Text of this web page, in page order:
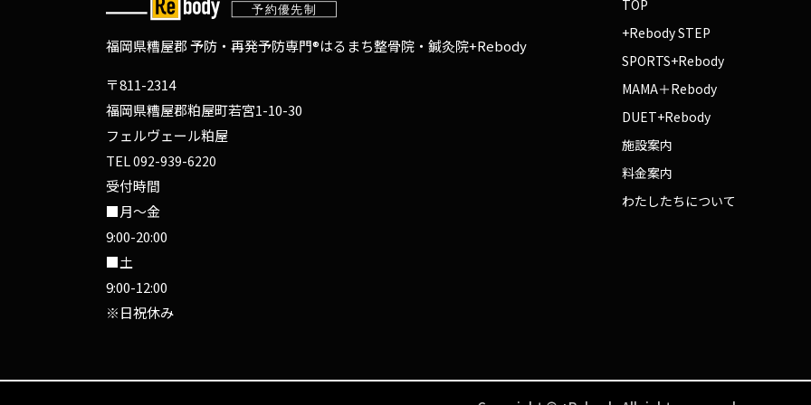
福岡県糟屋郡 予防・再発予防専門®はるまち整骨院・鍼灸院+Rebody
〒811-2314
福岡県糟屋郡粕屋町若宮1-10-30
フェルヴェール粕屋
TEL092-939-6220
受付時間
■月～金
9:00-20:00
■土
9:00-12:00
※日祝休み
TOP
+Rebody STEP
SPORTS+Rebody
MAMA＋Rebody
DUET+Rebody
施設案内
料金案内
わたしたちについて